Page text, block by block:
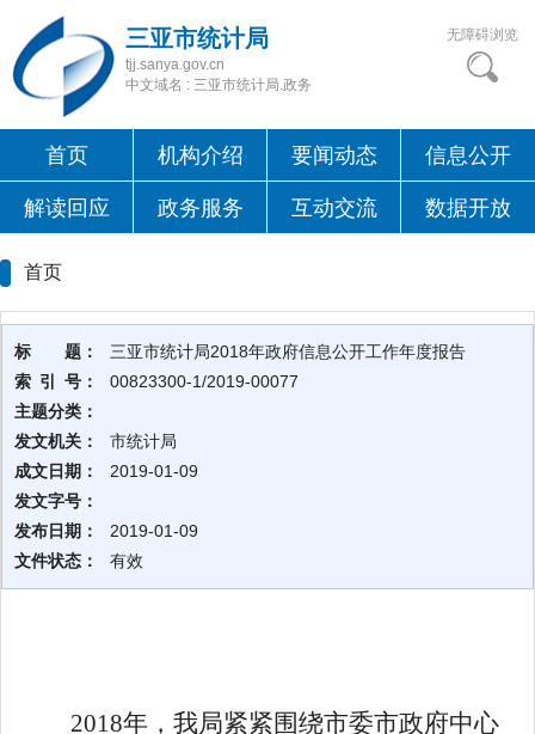
三亚市统计局
tjj.sanya.gov.cn
中文域名 : 三亚市统计局.政务
无障碍浏览
首页 机构介绍 要闻动态 信息公开
解读回应 政务服务 互动交流 数据开放
首页
标 题：
三亚市统计局2018年政府信息公开工作年度报告
索 引 号：
00823300-1/2019-00077
主题分类：
发文机关：
市统计局
成文日期：
2019-01-09
发文字号：
发布日期：
2019-01-09
文件状态：
有效
2018年，我局紧紧围绕市委市政府中心